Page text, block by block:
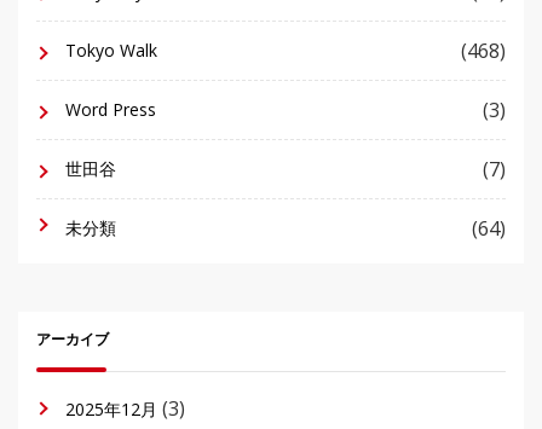
Tokyo Walk (468)
Word Press (3)
世田谷 (7)
未分類 (64)
アーカイブ
2025年12月 (3)